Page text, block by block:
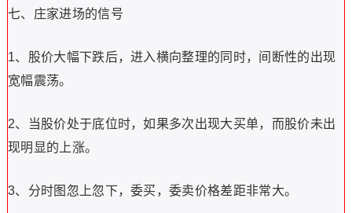
七、庄家进场的信号
1、股价大幅下跌后，进入横向整理的同时，间断性的出现
宽幅震荡。
2、当股价处于底位时，如果多次出现大买单，而股价未出
现明显的上涨。
3、分时图忽上忽下，委买，委卖价格差距非常大。